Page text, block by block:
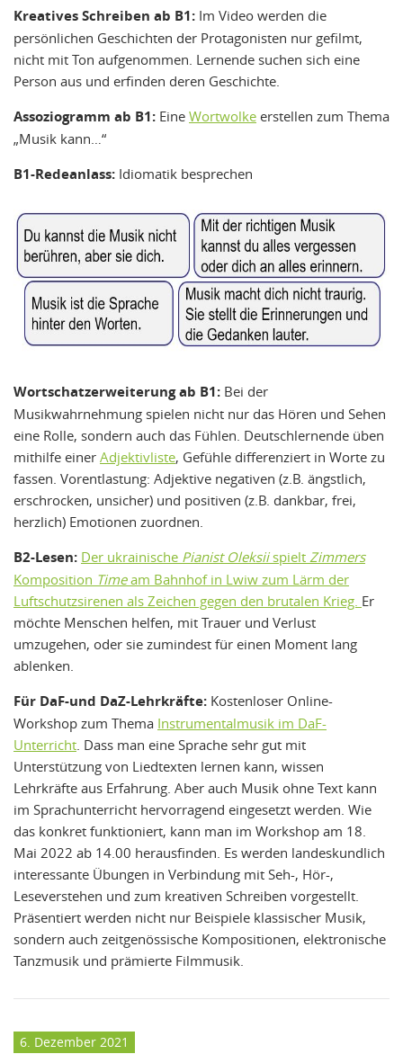
Kreatives Schreiben ab B1: Im Video werden die
persönlichen Geschichten der Protagonisten nur gefilmt,
nicht mit Ton aufgenommen. Lernende suchen sich eine
Person aus und erfinden deren Geschichte.
Assoziogramm ab B1: Eine Wortwolke erstellen zum Thema
„Musik kann…“
B1-Redeanlass: Idiomatik besprechen
Wortschatzerweiterung ab B1: Bei der
Musikwahrnehmung spielen nicht nur das Hören und Sehen
eine Rolle, sondern auch das Fühlen. Deutschlernende üben
mithilfe einer Adjektivliste, Gefühle differenziert in Worte zu
fassen. Vorentlastung: Adjektive negativen (z.B. ängstlich,
erschrocken, unsicher) und positiven (z.B. dankbar, frei,
herzlich) Emotionen zuordnen.
B2-Lesen: Der ukrainische Pianist Oleksiispielt Zimmers
Komposition Timeam Bahnhof in Lwiw zum Lärm der
Luftschutzsirenen als Zeichen gegen den brutalen Krieg. Er
möchte Menschen helfen, mit Trauer und Verlust
umzugehen, oder sie zumindest für einen Moment lang
ablenken.
Für DaF-und DaZ-Lehrkräfte: Kostenloser Online-
Workshop zum Thema Instrumentalmusik im DaF-
Unterricht. Dass man eine Sprache sehr gut mit
Unterstützung von Liedtexten lernen kann, wissen
Lehrkräfte aus Erfahrung. Aber auch Musik ohne Text kann
im Sprachunterricht hervorragend eingesetzt werden. Wie
das konkret funktioniert, kann man im Workshop am 18.
Mai 2022 ab 14.00 herausfinden. Es werden landeskundlich
interessante Übungen in Verbindung mit Seh-, Hör-,
Leseverstehen und zum kreativen Schreiben vorgestellt.
Präsentiert werden nicht nur Beispiele klassischer Musik,
sondern auch zeitgenössische Kompositionen, elektronische
Tanzmusik und prämierte Filmmusik.
6. Dezember 2021